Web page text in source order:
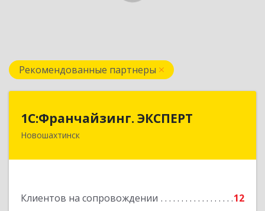
Рекомендованные партнеры
1С:Франчайзинг. ЭКСПЕРТ
Новошахтинск
Клиентов на сопровождении
12
1С:Франчайзинг. ЭКСПЕРТ
346901, Ростовская обл, Новошахтинск г,